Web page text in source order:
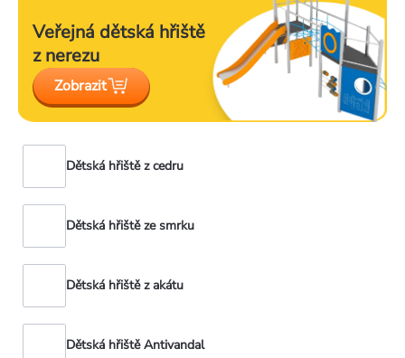
Veřejná dětská hřiště
z nerezu
Zobrazit
Dětská hřiště z cedru
Dětská hřiště ze smrku
Dětská hřiště z akátu
Dětská hřiště Antivandal